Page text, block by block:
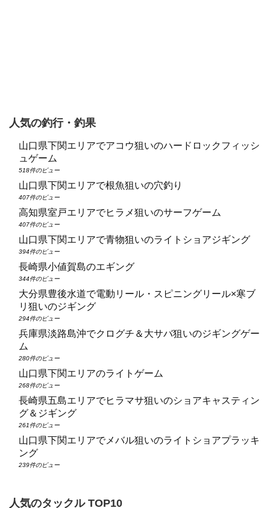
人気の釣行・釣果
山口県下関エリアでアコウ狙いのハードロックフィッシ
ュゲーム
518件のビュー
山口県下関エリアで根魚狙いの穴釣り
407件のビュー
高知県室戸エリアでヒラメ狙いのサーフゲーム
407件のビュー
山口県下関エリアで青物狙いのライトショアジギング
394件のビュー
長崎県小値賀島のエギング
344件のビュー
大分県豊後水道で電動リール・スピニングリール×寒ブ
リ狙いのジギング
294件のビュー
兵庫県淡路島沖でクログチ＆大サバ狙いのジギングゲー
ム
280件のビュー
山口県下関エリアのライトゲーム
268件のビュー
長崎県五島エリアでヒラマサ狙いのショアキャスティン
グ＆ジギング
261件のビュー
山口県下関エリアでメバル狙いのライトショアプラッキ
ング
239件のビュー
人気のタックル TOP10